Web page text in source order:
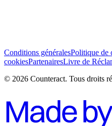
Conditions généralesPolitique de
cookiesPartenairesLivre de
© 2026 Counteract. Tous droits